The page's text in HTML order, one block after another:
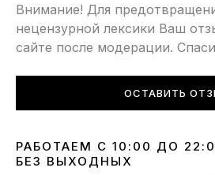
Внимание! Для
нецензурной лексики Ваш
сайте после модерации.
ОСТАВИТЬ
РАБОТАЕМ С 10:00 ДО
БЕЗ ВЫХОДНЫХ